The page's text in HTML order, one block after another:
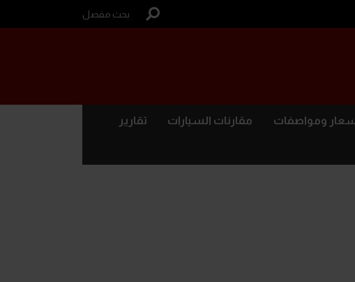
بحث مفصل
ومواصفات مقارنات السيارات تقارير